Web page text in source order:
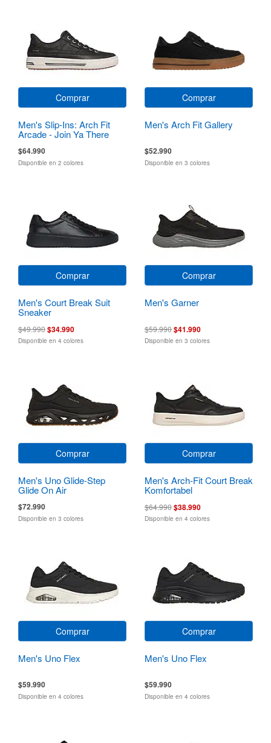
Comprar
Men's Slip-Ins: Arch Fit
Arcade - Join Ya There
$64.990
Disponible en 2 colores
Comprar
Men's Arch Fit Gallery
$52.990
Disponible en 3 colores
Comprar
Men's Court Break Suit
Sneaker
$49.990$34.990
Disponible en 4 colores
Comprar
Men's Garner
$59.990$41.990
Disponible en 3 colores
Comprar
Men's Uno Glide-Step
Glide On Air
$72.990
Disponible en 3 colores
Comprar
Men's Arch-Fit Court Break
Komfortabel
$64.990$38.990
Disponible en 4 colores
Comprar
Men's Uno Flex
$59.990
Disponible en 4 colores
Comprar
Men's Uno Flex
$59.990
Disponible en 4 colores